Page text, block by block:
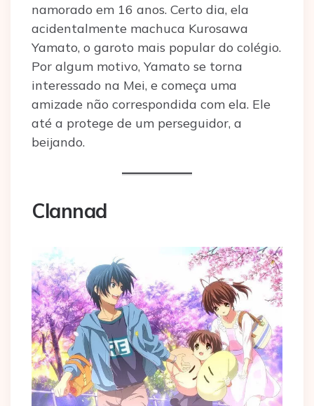
namorado em 16 anos. Certo dia, ela
acidentalmente machuca Kurosawa
Yamato, o garoto mais popular do colégio.
Por algum motivo, Yamato se torna
interessado na Mei, e começa uma
amizade não correspondida com ela. Ele
até a protege de um perseguidor, a
beijando.
Clannad